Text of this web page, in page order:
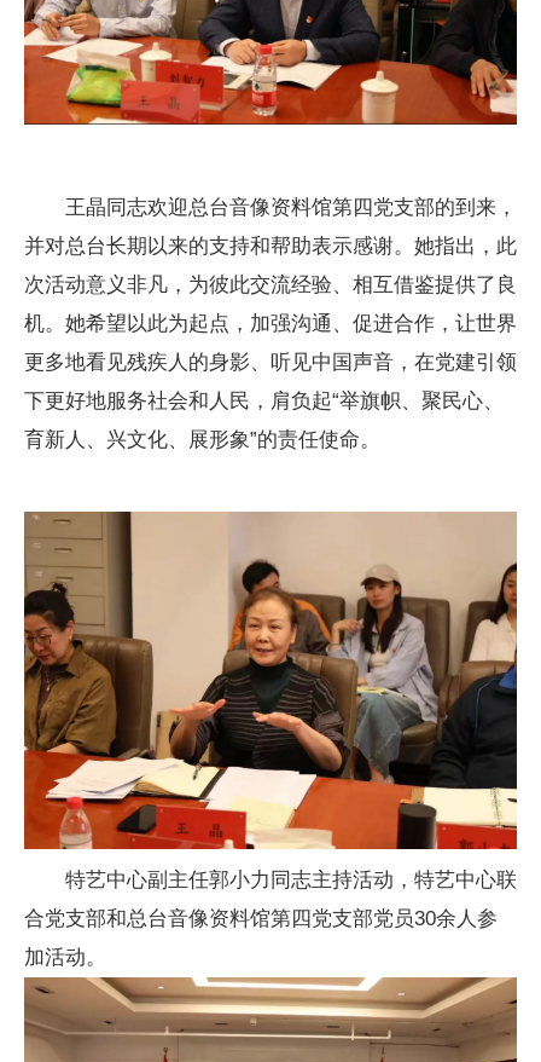
王晶同志欢迎总台音像资料馆第四党支部的到来，
并对总台长期以来的支持和帮助表示感谢。她指出，此
次活动意义非凡，为彼此交流经验、相互借鉴提供了良
机。她希望以此为起点，加强沟通、促进合作，让世界
更多地看见残疾人的身影、听见中国声音，在党建引领
下更好地服务社会和人民，肩负起“举旗帜、聚民心、
育新人、兴文化、展形象”的责任使命。
特艺中心副主任郭小力同志主持活动，特艺中心联
合党支部和总台音像资料馆第四党支部党员30余人参
加活动。